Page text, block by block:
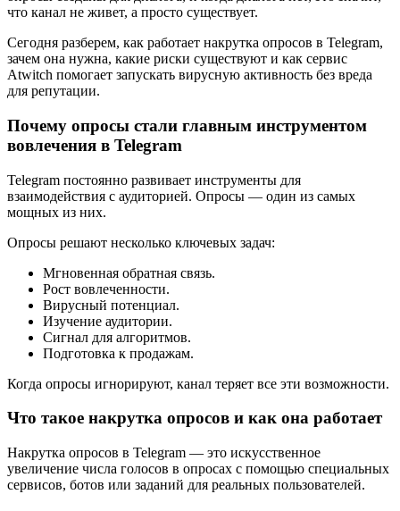
что канал не живет, а просто существует.
Сегодня разберем, как работает накрутка опросов в Telegram,
зачем она нужна, какие риски существуют и как сервис
Atwitch помогает запускать вирусную активность без вреда
для репутации.
Почему опросы стали главным инструментом
вовлечения в Telegram
Telegram постоянно развивает инструменты для
взаимодействия с аудиторией. Опросы — один из самых
мощных из них.
Опросы решают несколько ключевых задач:
Мгновенная обратная связь.
Рост вовлеченности.
Вирусный потенциал.
Изучение аудитории.
Сигнал для алгоритмов.
Подготовка к продажам.
Когда опросы игнорируют, канал теряет все эти возможности.
Что такое накрутка опросов и как она работает
Накрутка опросов в Telegram — это искусственное
увеличение числа голосов в опросах с помощью специальных
сервисов, ботов или заданий для реальных пользователей.